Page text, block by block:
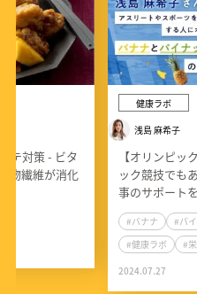
テ対策 - ビタ
物繊維が消化
健康ラボ
浅島 麻希子
【オリンピッ
ック競技でも
事のサポート
#バナナ
#パ
#健康ラボ
#
2024.07.27